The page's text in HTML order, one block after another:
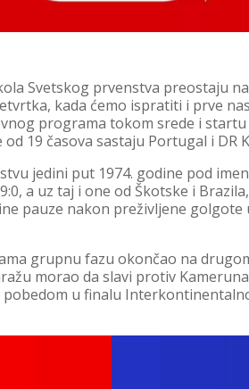
Svetskog prvenstva preostaju
kada ćemo ispratiti i prve
programa tokom srede i
19 časova sastaju Portugal i DR
jedini put 1974. godine pod
a uz taj i one od Škotske i
pauze nakon preživljene golgote
grupnu fazu okončao na
morao da slavi protiv
u finalu